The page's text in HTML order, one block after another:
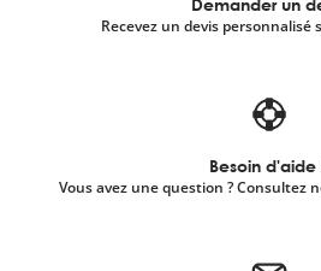
Demander un
Recevez un devis personnalisé
Besoin d'aide
Vous avez une question ? Consultez